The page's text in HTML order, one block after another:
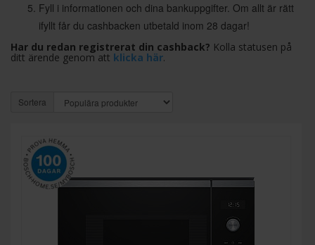
Fyll i informationen och dina bankuppgifter. Om allt är rätt
ifyllt får du cashbacken utbetald inom 28 dagar!
Har du redan registrerat din cashback? Kolla statusen på
ditt ärende genom att klicka här.
Sortera